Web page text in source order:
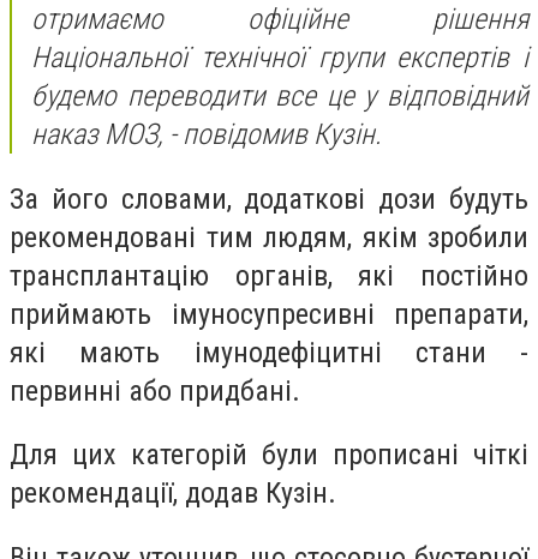
отримаємо офіційне рішення
Національної технічної групи експертів і
будемо переводити все це у відповідний
наказ МОЗ, - повідомив Кузін.
За його словами, додаткові дози будуть
рекомендовані тим людям, якім зробили
трансплантацію органів, які постійно
приймають імуносупресивні препарати,
які мають імунодефіцитні стани -
первинні або придбані.
Для цих категорій були прописані чіткі
рекомендації, додав Кузін.